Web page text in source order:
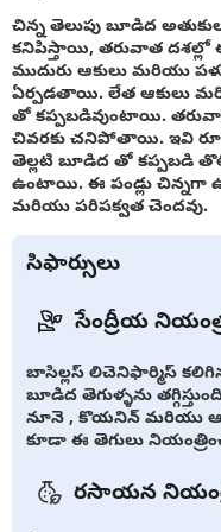
చిన్న తెలుపు బూడిద
కనిపిస్తాయి, తరువాత దశల్లో
ముదురు ఆకులు మరియు
ఏర్పడతాయి. లేత ఆకులు
తో కప్పబడివుంటాయి.
చివరకు చనిపోతాయి. ఇవి
తెల్లటి బూడిద తో కప్పబడి
ఉంటాయి. ఈ పండ్లు చిన్నగా
మరియు పరిపక్వత చెందవు.
సిఫార్సులు
సేంద్రీయ
బాసిల్లస్ లిచెనిఫార్మిస్
బూడిద తెగుళ్ళను
నూనె , కొయనిన్ మరియు
కూడా ఈ తెగులు
రసాయన